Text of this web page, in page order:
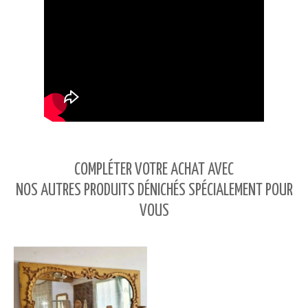
COMPLÉTER VOTRE ACHAT AVEC
NOS AUTRES PRODUITS DÉNICHÉS SPÉCIALEMENT POUR
VOUS